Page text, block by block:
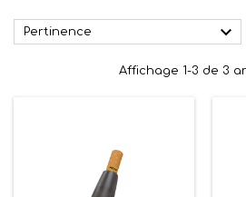
Pertinence 
Affichage 1-3 de 3